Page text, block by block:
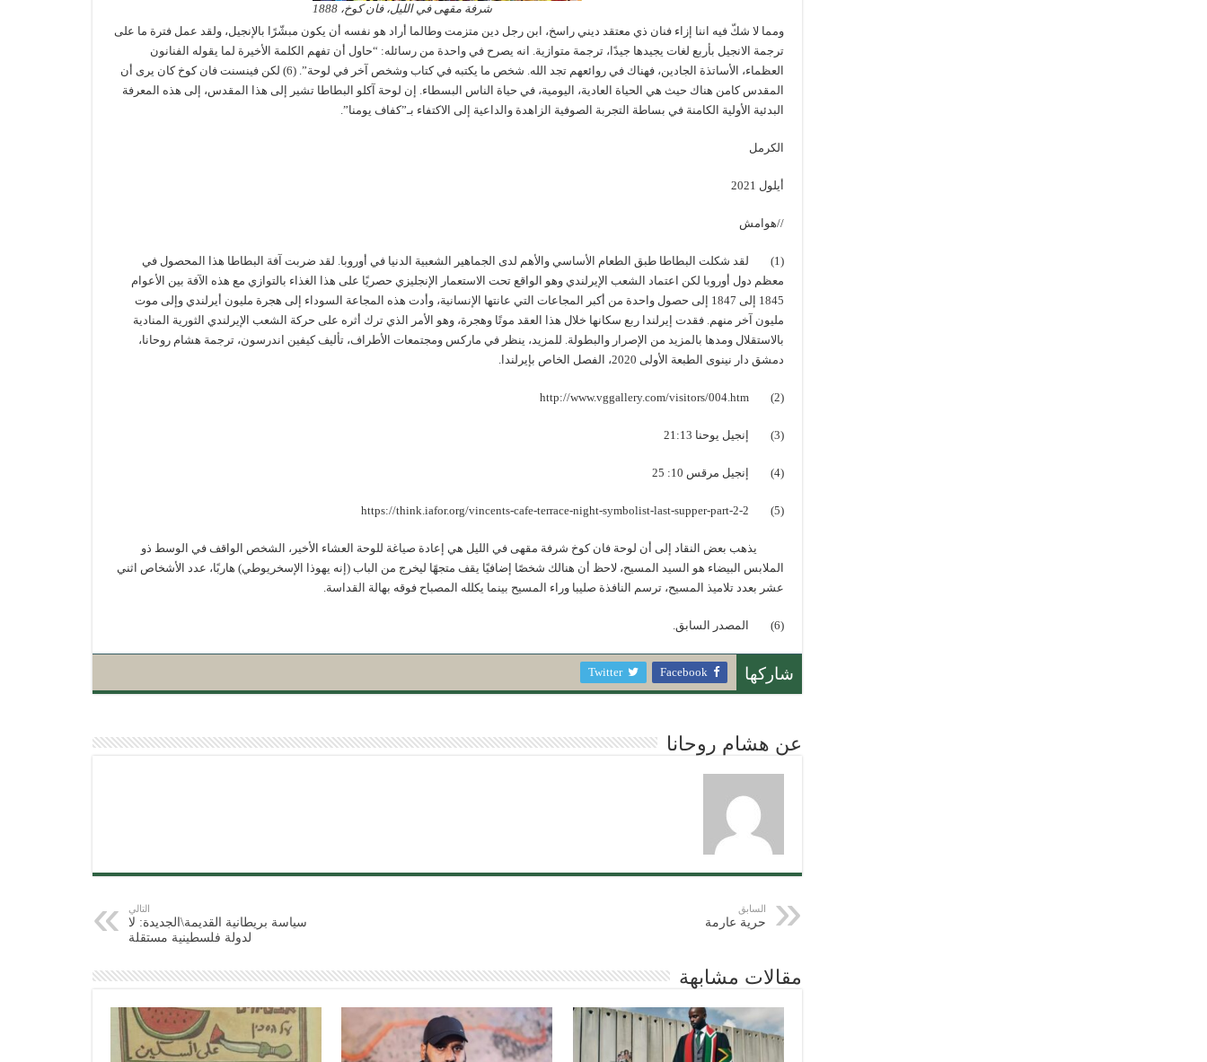
شرفة مقهى في الليل، فان كوخ، 1888
ومما لا شكّ فيه اننا إزاء فنان ذي معتقد ديني راسخ، ابن رجل دين متزمت وطالما أراد هو نفسه أن يكون مبشّرًا بالإنجيل، ولقد عمل فترة ما على
ترجمة الانجيل بأربع لغات يجيدها جيدًا، ترجمة متوازية. انه يصرح في واحدة من رسائله: “حاول أن تفهم الكلمة الأخيرة لما يقوله الفنانون
العظماء، الأساتذة الجادين، فهناك في روائعهم تجد الله. شخص ما يكتبه في كتاب وشخص آخر في لوحة”. (6) لكن فينسنت فان كوخ كان يرى أن
المقدس كامن هناك حيث هي الحياة العادية، اليومية، في حياة الناس البسطاء. إن لوحة آكلو البطاطا تشير إلى هذا المقدس، إلى هذه المعرفة
البدئية الأولية الكامنة في بساطة التجربة الصوفية الزاهدة والداعية إلى الاكتفاء بـ”كفاف يومنا”.
الكرمل
أيلول 2021
//هوامش
(1) لقد شكلت البطاطا طبق الطعام الأساسي والأهم لدى الجماهير الشعبية الدنيا في أوروبا. لقد ضربت آفة البطاطا هذا المحصول في
معظم دول أوروبا لكن اعتماد الشعب الإيرلندي وهو الواقع تحت الاستعمار الإنجليزي حصريًا على هذا الغذاء بالتوازي مع هذه الآفة بين الأعوام
1845 إلى 1847 إلى حصول واحدة من أكبر المجاعات التي عانتها الإنسانية، وأدت هذه المجاعة السوداء إلى هجرة مليون أيرلندي وإلى موت
مليون آخر منهم. فقدت إيرلندا ربع سكانها خلال هذا العقد موتًا وهجرة، وهو الأمر الذي ترك أثره على حركة الشعب الإيرلندي الثورية المنادية
بالاستقلال ومدها بالمزيد من الإصرار والبطولة. للمزيد، ينظر في ماركس ومجتمعات الأطراف، تأليف كيفين اندرسون، ترجمة هشام روحانا،
دمشق دار نينوى الطبعة الأولى 2020، الفصل الخاص بإيرلندا.
(2) http://www.vggallery.com/visitors/004.htm
(3) إنجيل يوحنا 21:13
(4) إنجيل مرقس 10: 25
(5) https://think.iafor.org/vincents-cafe-terrace-night-symbolist-last-supper-part-2-2
يذهب بعض النقاد إلى أن لوحة فان كوخ شرفة مقهى في الليل هي إعادة صياغة للوحة العشاء الأخير، الشخص الواقف في الوسط ذو
الملابس البيضاء هو السيد المسيح، لاحظ أن هنالك شخصًا إضافيًا يقف متجهًا ليخرج من الباب (إنه يهوذا الإسخريوطي) هاربًا، عدد الأشخاص اثني
عشر بعدد تلاميذ المسيح، ترسم النافذة صليبا وراء المسيح بينما يكلله المصباح فوقه بهالة القداسة.
(6) المصدر السابق.
شاركها Facebook
Twitter
عن هشام روحانا
السابق
حرية عارمة
التالي
سياسة بريطانية القديمة\الجديدة: لا
لدولة فلسطينية مستقلة
مقالات مشابهة